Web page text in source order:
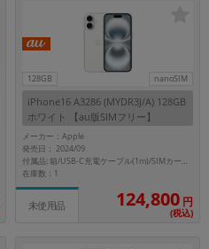
128GB nanoSIM
iPhone16 A3286 (MYDR3J/A) 128GB
ホワイト 【au版SIMフリー】
メーカー：Apple
発売日： 2024/09
付属品: 箱/USB-C充電ケーブル(1m)/SIMカードツール
在庫数：1
未使用品 124,800 円
(税込)